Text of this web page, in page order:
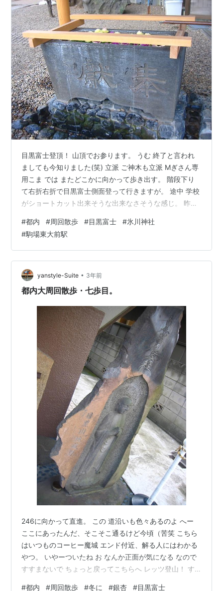
目黒富士登頂！ 山頂でお参ります。 うむ 終了と言われ
ましても今知りました(笑) 立派 ご神木も立派 Mぎさん専
用こま では またどこかに向かって歩き出す。 階段下り
て右折右折で目黒富士側面登って行きますが。 途中 学校
がショートカット出来そうな出来なさそうな感じ。 昨今
付近というのは 大体 電車の駅ありがちという感じでまだ
乗らないスルーで 通過でつづく。
#都内 #周回散歩 #目黒富士 #氷川神社
#駒場東大前駅
yanstyle-Suite • 3年前
都内大周回散歩・七歩目。
246に向かって直進。 この 道沿いも色々あるのよ へー
ここにあったんだ、そこそこ通るけど今頃（苦笑 こちら
はいつものコーヒー魔城 エンド付近、解る人にはわかる
やつ。 いやーついたね お なんか正面が気になる なので
すすまないで ちょっと戻ってこちらへ レッツ登山！ す
#都内 #周回散歩 #冬に #銀杏 #目黒富士